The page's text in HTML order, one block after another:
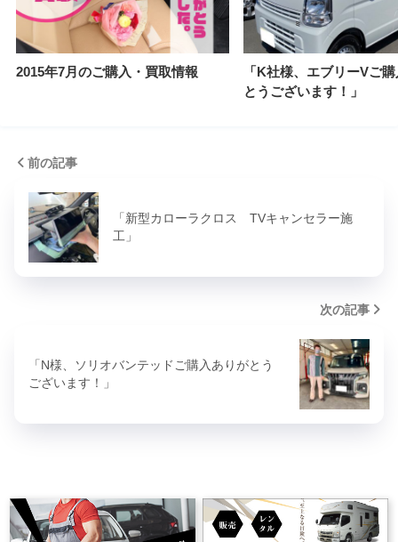
2015年7月のご購入・買取情報
「K社様、エブリーVご
とうございます！」
前の記事
「新型カローラクロス TVキャンセラー施
工」
次の記事
「N様、ソリオバンテッドご購入ありがとう
ございます！」